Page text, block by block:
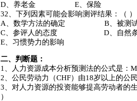
D、养老金 E、保险
32、下列因素可能会影响测评结果：（ ）
A、数学方法的确定 B、被测试
C、参评人的态度 D、自然
E、习惯势力的影响
二、判断题：
1、人力资源成本分析预测法的公式是：
2、公民劳动力（CHF）由18岁以上的公
3、对人力资源的投资能够提高劳动者的
）